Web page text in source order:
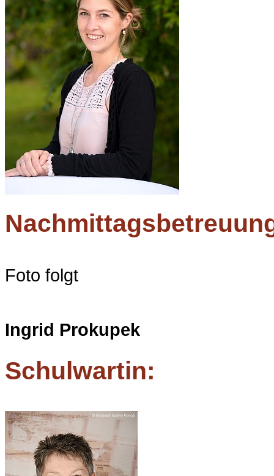
Foto folgt
Ingrid Prokupek
Schulwartin: